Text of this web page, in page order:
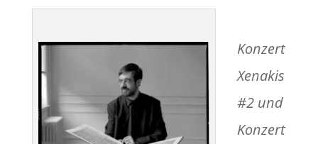
Konzert
Xenakis
#2 und
Konzert